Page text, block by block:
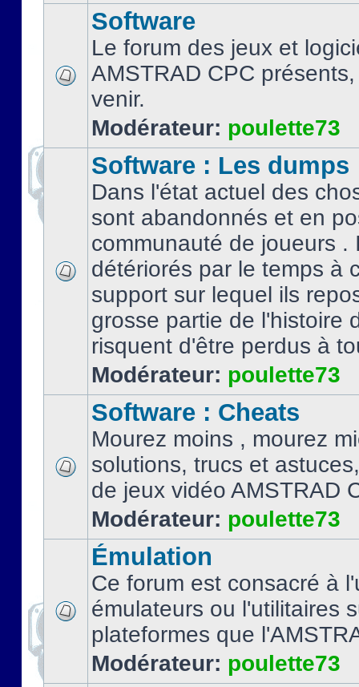
Software
Le forum des jeux et
AMSTRAD CPC
venir.
Modérateur: poulette73
Software : Les dumps
Dans l'état actuel des
sont abandonnés et en
communauté de joueurs .
détériorés par le temps à
support sur lequel ils
grosse partie de l'histoire
risquent d'être perdus à
Modérateur: poulette73
Software : Cheats
Mourez moins , mourez
solutions, trucs et
de jeux vidéo AMSTRAD
Modérateur: poulette73
Émulation
Ce forum est consacré à
émulateurs ou l'utilitaires
plateformes que
Modérateur: poulette73